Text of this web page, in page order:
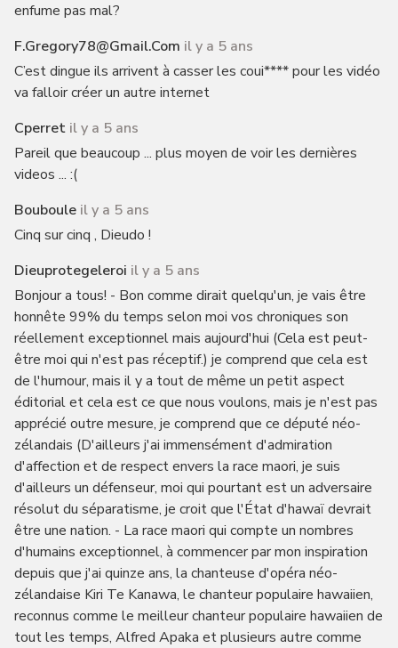
enfume pas mal?
F.gregory78@gmail.com il y a 5 ans
C’est dingue ils arrivent à casser les coui**** pour les vidéo
va falloir créer un autre internet
Cperret il y a 5 ans
Pareil que beaucoup ... plus moyen de voir les dernières
videos ... :(
Bouboule il y a 5 ans
Cinq sur cinq , Dieudo !
Dieuprotegeleroi il y a 5 ans
Bonjour a tous! - Bon comme dirait quelqu'un, je vais être
honnête 99% du temps selon moi vos chroniques son
réellement exceptionnel mais aujourd'hui (Cela est peut-
être moi qui n'est pas réceptif.) je comprend que cela est
de l'humour, mais il y a tout de même un petit aspect
éditorial et cela est ce que nous voulons, mais je n'est pas
apprécié outre mesure, je comprend que ce député néo-
zélandais (D'ailleurs j'ai immensément d'admiration
d'affection et de respect envers la race maori, je suis
d'ailleurs un défenseur, moi qui pourtant est un adversaire
résolut du séparatisme, je croit que l'État d'hawaï devrait
être une nation. - La race maori qui compte un nombres
d'humains exceptionnel, à commencer par mon inspiration
depuis que j'ai quinze ans, la chanteuse d'opéra néo-
zélandaise Kiri Te Kanawa, le chanteur populaire hawaiien,
reconnus comme le meilleur chanteur populaire hawaiien de
tout les temps, Alfred Apaka et plusieurs autre comme